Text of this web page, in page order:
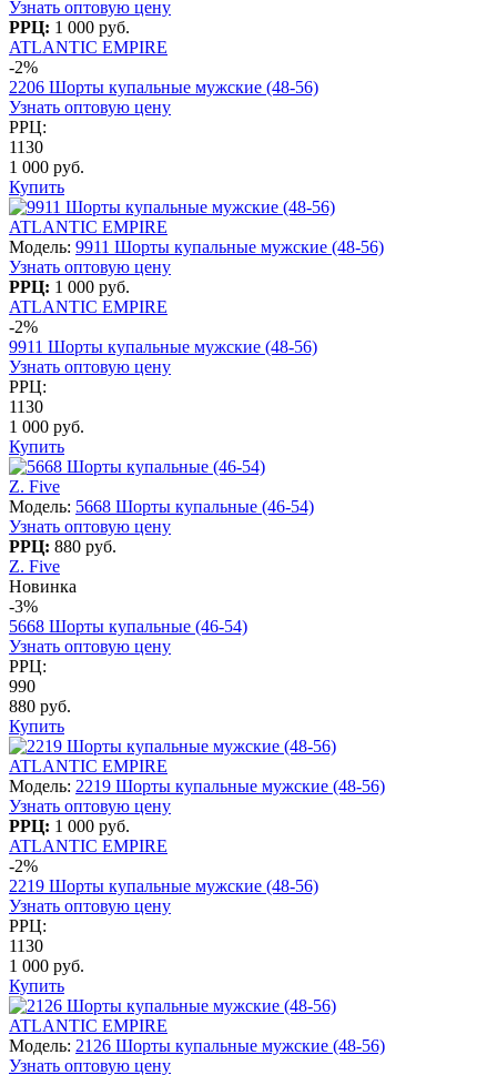
Узнать оптовую цену
РРЦ: 1 000 руб.
ATLANTIC EMPIRE
-2%
2206 Шорты купальные мужские (48-56)
Узнать оптовую цену
РРЦ:
1130
1 000 руб.
Купить
ATLANTIC EMPIRE
Модель: 9911 Шорты купальные мужские (48-56)
Узнать оптовую цену
РРЦ: 1 000 руб.
ATLANTIC EMPIRE
-2%
9911 Шорты купальные мужские (48-56)
Узнать оптовую цену
РРЦ:
1130
1 000 руб.
Купить
Z. Five
Модель: 5668 Шорты купальные (46-54)
Узнать оптовую цену
РРЦ: 880 руб.
Z. Five
Новинка
-3%
5668 Шорты купальные (46-54)
Узнать оптовую цену
РРЦ:
990
880 руб.
Купить
ATLANTIC EMPIRE
Модель: 2219 Шорты купальные мужские (48-56)
Узнать оптовую цену
РРЦ: 1 000 руб.
ATLANTIC EMPIRE
-2%
2219 Шорты купальные мужские (48-56)
Узнать оптовую цену
РРЦ:
1130
1 000 руб.
Купить
ATLANTIC EMPIRE
Модель: 2126 Шорты купальные мужские (48-56)
Узнать оптовую цену